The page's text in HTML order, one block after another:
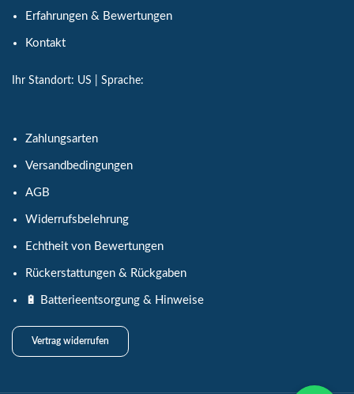
Erfahrungen & Bewertungen
Kontakt
Ihr Standort: US | Sprache:
Zahlungsarten
Versandbedingungen
AGB
Widerrufsbelehrung
Echtheit von Bewertungen
Rückerstattungen & Rückgaben
🔋 Batterieentsorgung & Hinweise
Vertrag widerrufen